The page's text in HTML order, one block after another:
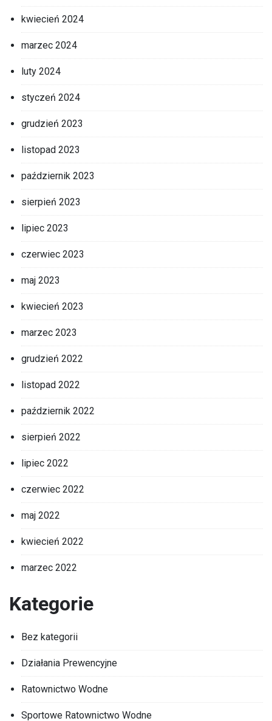
kwiecień 2024
marzec 2024
luty 2024
styczeń 2024
grudzień 2023
listopad 2023
październik 2023
sierpień 2023
lipiec 2023
czerwiec 2023
maj 2023
kwiecień 2023
marzec 2023
grudzień 2022
listopad 2022
październik 2022
sierpień 2022
lipiec 2022
czerwiec 2022
maj 2022
kwiecień 2022
marzec 2022
Kategorie
Bez kategorii
Działania Prewencyjne
Ratownictwo Wodne
Sportowe Ratownictwo Wodne